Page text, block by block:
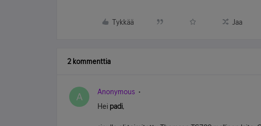
Tykkää Jaa
2 kommenttia
A Anonymous
Hei padi,